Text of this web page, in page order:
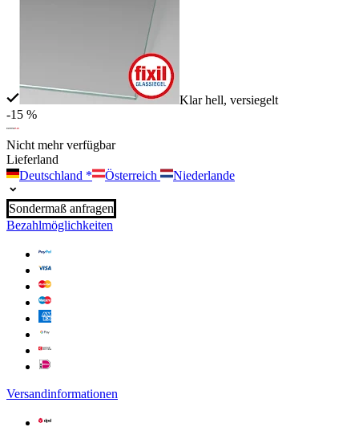
Klar hell, versiegelt
-15 %
Nicht mehr verfügbar
Lieferland
Deutschland * Österreich Niederlande
Sondermaß anfragen
Bezahlmöglichkeiten
Versandinformationen